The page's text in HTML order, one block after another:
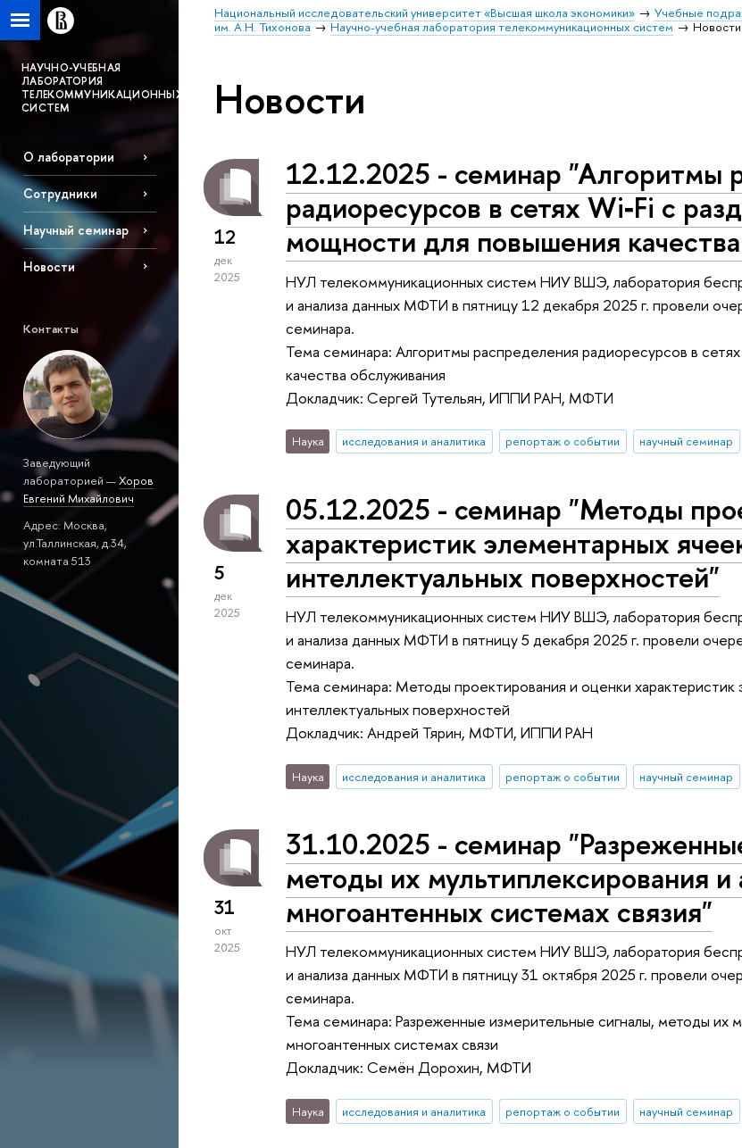
Национальный исследовательский университет «Высшая школа экономики» Учебные
им. А.Н. Тихонова
Научно-учебная лаборатория телекоммуникационных систем Новости
НАУЧНО-УЧЕБНАЯ
ЛАБОРАТОРИЯ
ТЕЛЕКОММУНИКАЦИОННЫХ
СИСТЕМ
О лаборатории
Сотрудники
Научный семинар
Новости
Контакты
Заведующий
лабораторией —Хоров
Евгений Михайлович
Адрес: Москва,
ул.Таллинская, д.34,
комната 513
Новости
12
дек
2025
12.12.2025 - семинар "Алгоритмы
радиоресурсов в сетях Wi‑Fi с
мощности для повышения
НУЛ телекоммуникационных систем НИУ ВШЭ, лаборатория
и анализа данных МФТИ в пятницу 12 декабря 2025 г. провели
семинара.
Тема семинара: Алгоритмы распределения радиоресурсов в
качества обслуживания
Докладчик: Сергей Тутельян, ИППИ РАН, МФТИ
Наука исследования и аналитика репортаж о событии научный семинар
5
дек
2025
05.12.2025 - семинар "Методы
характеристик элементарных
интеллектуальных поверхностей"
НУЛ телекоммуникационных систем НИУ ВШЭ, лаборатория
и анализа данных МФТИ в пятницу 5 декабря 2025 г. провели
семинара.
Тема семинара: Методы проектирования и оценки
интеллектуальных поверхностей
Докладчик: Андрей Тярин, МФТИ, ИППИ РАН
Наука исследования и аналитика репортаж о событии научный семинар
31
окт
2025
31.10.2025 - семинар
методы их мультиплексирования
многоантенных системах связия"
НУЛ телекоммуникационных систем НИУ ВШЭ, лаборатория
и анализа данных МФТИ в пятницу 31 октября 2025 г. провели
семинара.
Тема семинара: Разреженные измерительные сигналы, методы их
многоантенных системах связи
Докладчик: Семён Дорохин, МФТИ
Наука исследования и аналитика репортаж о событии научный семинар